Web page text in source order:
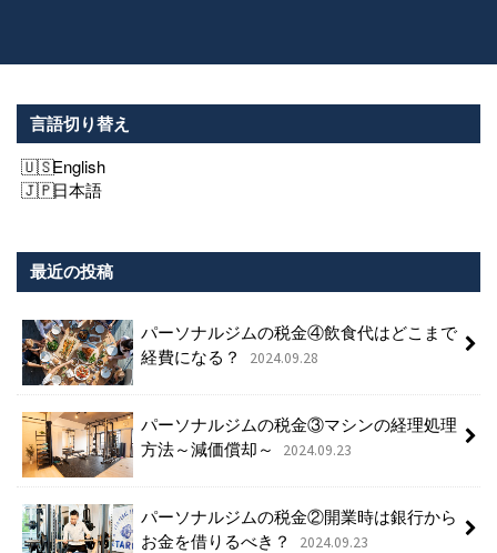
言語切り替え
English
日本語
最近の投稿
パーソナルジムの税金④飲食代はどこまで
経費になる？
2024.09.28
パーソナルジムの税金③マシンの経理処理
方法～減価償却～
2024.09.23
パーソナルジムの税金②開業時は銀行から
お金を借りるべき？
2024.09.23